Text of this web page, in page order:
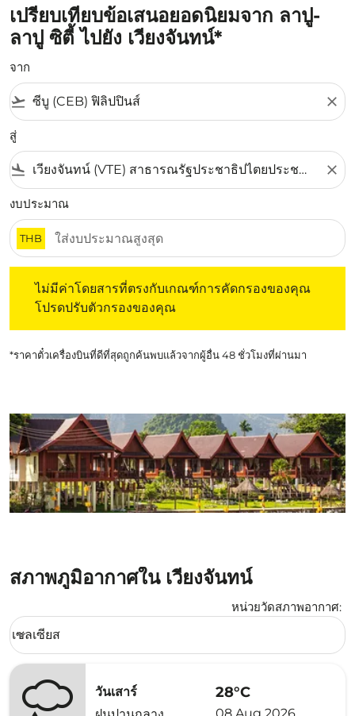
เปรียบเทียบข้อเสนอยอดนิยมจาก ลาปู-
ลาปู ซิตี้ ไปยัง เวียงจันทน์*
จาก
flight_takeoff close
สู่
flight_land close
งบประมาณ
THB
ไม่มีค่าโดยสารที่ตรงกับเกณฑ์การคัดกรองของคุณ
โปรดปรับตัวกรองของคุณ
*ราคาตั๋วเครื่องบินที่ดีที่สุดถูกค้นพบแล้วจากผู้อื่น 48 ชั่วโมงที่ผ่านมา
สภาพภูมิอากาศใน เวียงจันทน์
หน่วยวัดสภาพอากาศ:
Weather unit option เซลเซียส Selected
เซลเซียส
keyboard_arrow_down
วันเสาร์
28°C
08 Aug 2026